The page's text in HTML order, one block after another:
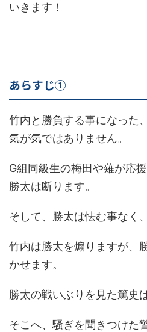
いきます！
あらすじ①
竹内と勝負する事になった
気が気ではありません。
G組同級生の梅田や薙が応
勝太は断ります。
そして、勝太は怯む事なく
竹内は勝太を煽りますが、
かせます。
勝太の戦いぶりを見た篤史
そこへ、騒ぎを聞きつけた